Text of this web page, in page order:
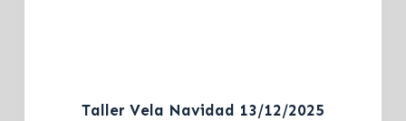
Taller Vela Navidad 13/12/2025